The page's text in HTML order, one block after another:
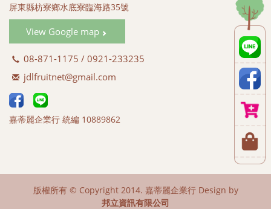
#蜜彩黑金 (#飛彈蓮霧)
#蜜彩巴掌 (#巴掌蓮霧)
#蜜彩子彈 (#子彈蓮霧)
屏東縣枋寮鄉水底寮臨海路35號
View Google map
08-871-1175 / 0921-233235
jdlfruitnet@gmail.com
嘉蒂麗企業行 統編 10889862
版權所有 © Copyright 2014. 嘉蒂麗企業行 Design by
邦立資訊有限公司